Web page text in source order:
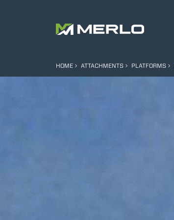
HOME ATTACHMENTS PLATFORMS